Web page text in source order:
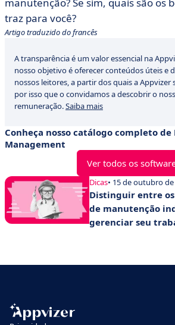
traz para você?
Artigo traduzido do francês
A transparência é um valor essencial na
nosso objetivo é oferecer conteúdos úteis e
nossos leitores, a partir dos quais a Appvizer
por isso que o convidamos a descobrir o
remuneração.Saiba mais
Conheça nosso catálogo completo
Management
Ver todos os
Dicas• 15 de outubro
Distinguir entre
de manutenção
gerenciar seu